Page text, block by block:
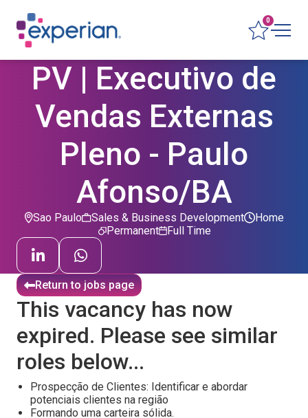
0
PV | Executivo de
Vendas Externas
Pleno - Paulo
Afonso/BA
Sao Paulo
Sales & Business Development
Permanent
Home
Full Time
Return to jobs page
This vacancy has now
expired. Please see similar
roles below...
Prospecção de Clientes: Identificar e abordar
potenciais clientes na região
Formando uma carteira sólida.